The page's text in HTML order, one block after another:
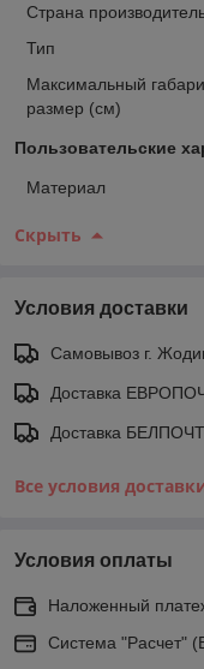
Страна
Тип
Максимальный
размер (см)
Пользовательские
Материал
Скрыть
Условия доставки
Самовывоз г.
Доставка
Доставка
Все условия
Условия оплаты
Наложенный
Система "Расчет"